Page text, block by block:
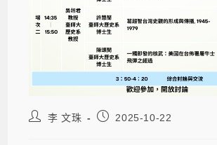
李 文珠 2025-10-22